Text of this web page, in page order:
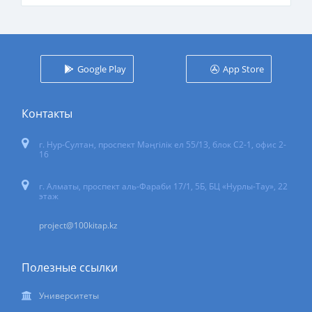
Google Play App Store
Контакты
г. Нур-Султан, проспект Мәңгілік ел 55/13, блок С2-1, офис 2-
16
г. Алматы, проспект аль-Фараби 17/1, 5Б, БЦ «Нурлы-Тау», 22
этаж
project@100kitap.kz
Полезные ссылки
Университеты